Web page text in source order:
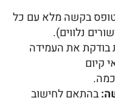
בקשה מלא עם כל
נלווים).
בודקת את העמידה
קיום
בהתאם לחישוב